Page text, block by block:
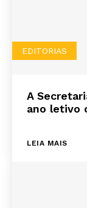
EDITORIAS
A
ano letivo
LEIA MAIS